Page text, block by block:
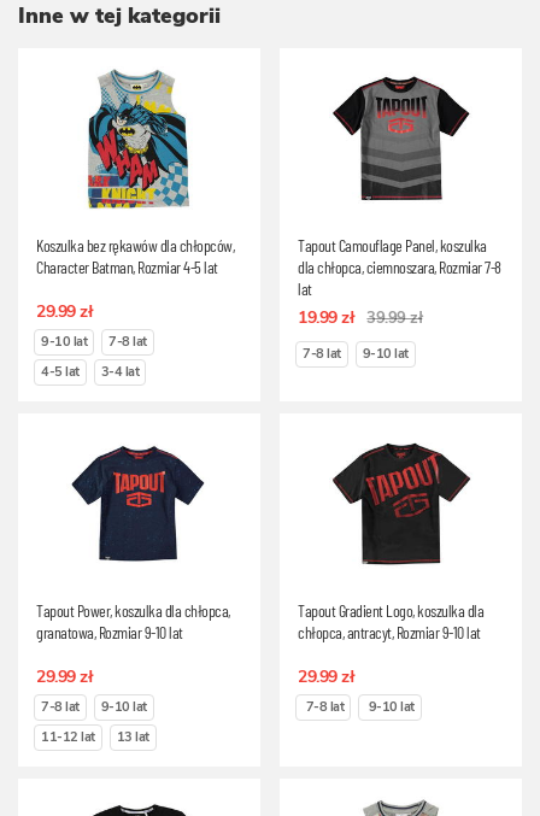
Inne w tej kategorii
Koszulka bez rękawów dla chłopców,
Character Batman, Rozmiar 4-5 lat
29.99 zł
9-10 lat
7-8 lat
4-5 lat
3-4 lat
Tapout Camouflage Panel, koszulka
dla chłopca, ciemnoszara, Rozmiar 7-8
lat
19.99 zł 39.99 zł
7-8 lat 9-10 lat
Tapout Power, koszulka dla chłopca,
granatowa, Rozmiar 9-10 lat
29.99 zł
7-8 lat
9-10 lat
11-12 lat
13 lat
Tapout Gradient Logo, koszulka dla
chłopca, antracyt, Rozmiar 9-10 lat
29.99 zł
7-8 lat 9-10 lat